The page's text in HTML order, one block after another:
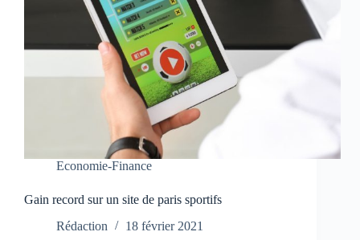
Economie-Finance
Gain record sur un site de paris sportifs
Rédaction
18 février 2021